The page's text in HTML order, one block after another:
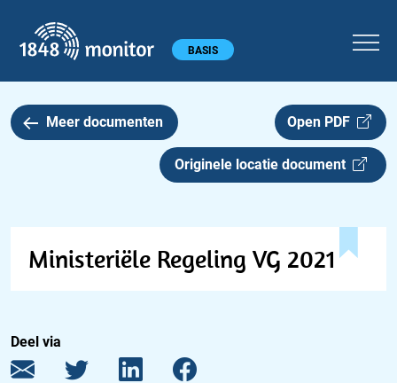
Hoofdmenu BASIS
Meer documenten Open PDF
Originele locatie document
Ministeriële Regeling VG 2021
Deel via